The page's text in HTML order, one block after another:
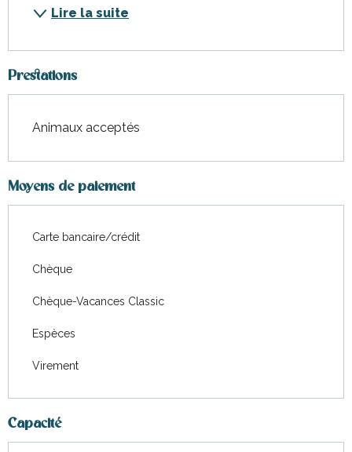
Lire la suite
Prestations
Animaux acceptés
Moyens de paiement
Carte bancaire/crédit
Chèque
Chèque-Vacances Classic
Espèces
Virement
Capacité